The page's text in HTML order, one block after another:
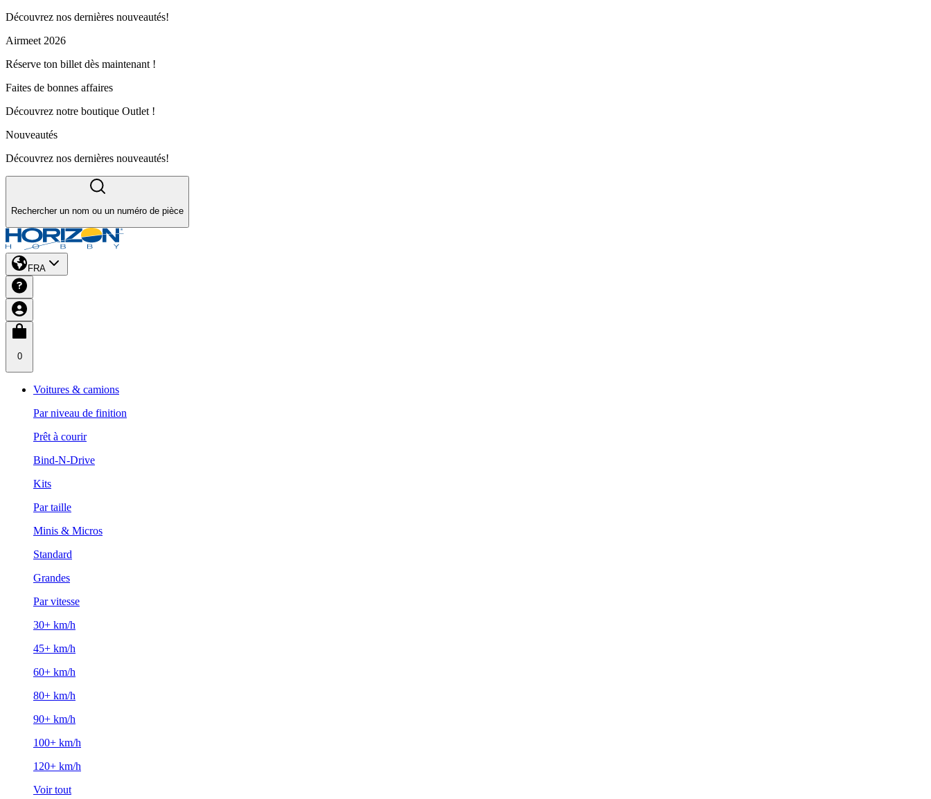
Découvrez nos dernières nouveautés!
Airmeet 2026
Réserve ton billet dès maintenant !
Faites de bonnes affaires
Découvrez notre boutique Outlet !
Nouveautés
Découvrez nos dernières nouveautés!
Rechercher un nom ou un numéro de pièce
FRA
0
Voitures & camions
Par niveau de finition
Prêt à courir
Bind-N-Drive
Kits
Par taille
Minis & Micros
Standard
Grandes
Par vitesse
30+ km/h
45+ km/h
60+ km/h
80+ km/h
90+ km/h
100+ km/h
120+ km/h
Voir tout